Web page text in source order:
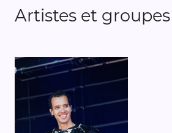
Artistes et